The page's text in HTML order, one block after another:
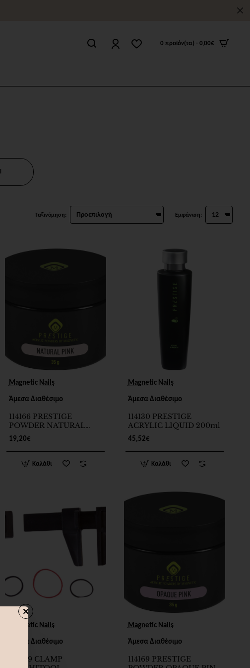
0 προϊόν(τα) - 0,00€
Ταξινόμηση: Εμφάνιση:
Magnetic Nails
Άμεσα Διαθέσιμο
114166 PRESTIGE
POWDER NATURAL
PINK 35g
19,20€
Καλάθι
Magnetic Nails
Άμεσα Διαθέσιμο
114130 PRESTIGE
ACRYLIC LIQUID 200ml
45,52€
Καλάθι
Magnetic Nails
Άμεσα Διαθέσιμο
178079 CLAMP
Magnetic Nails
Άμεσα Διαθέσιμο
114169 PRESTIGE